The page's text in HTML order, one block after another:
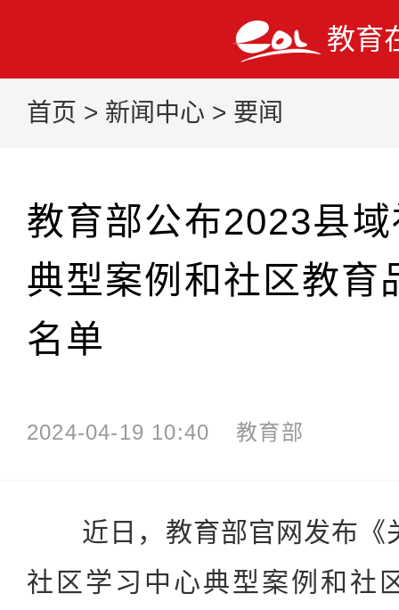
教育
首页 > 新闻中心 > 要闻
教育部公布2023县
典型案例和社区教育
名单
2024-04-19 10:40 教育部
近日，教育部官网发布《
社区学习中心典型案例和社